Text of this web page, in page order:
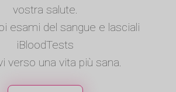
vostra salute.
esami del sangue e lasciali
iBloodTests
verso una vita più sana.